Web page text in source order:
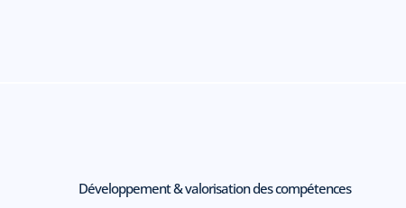
Développement & valorisation des compétences